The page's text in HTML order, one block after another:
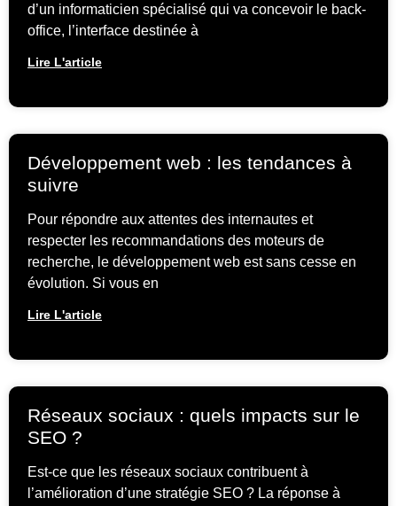
d’un informaticien spécialisé qui va concevoir le back-
office, l’interface destinée à
Lire L'article
Développement web : les tendances à
suivre
Pour répondre aux attentes des internautes et
respecter les recommandations des moteurs de
recherche, le développement web est sans cesse en
évolution. Si vous en
Lire L'article
Réseaux sociaux : quels impacts sur le
SEO ?
Est-ce que les réseaux sociaux contribuent à
l’amélioration d’une stratégie SEO ? La réponse à